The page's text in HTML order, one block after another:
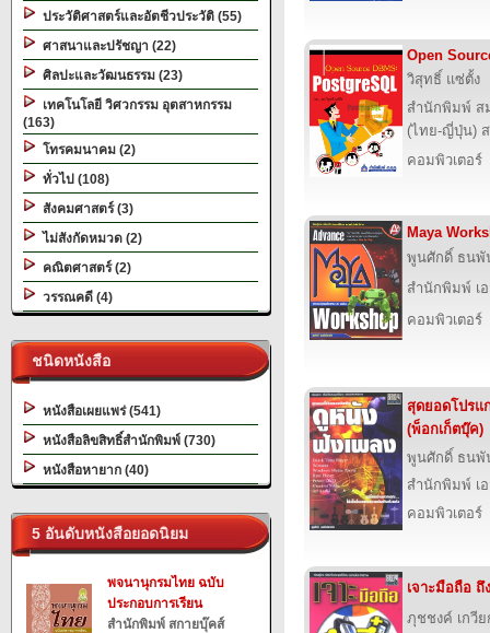
ประวัติศาสตร์และอัตชีวประวัติ (55)
ศาสนาและปรัชญา (22)
ศิลปะและวัฒนธรรม (23)
เทคโนโลยี วิศวกรรม อุตสาหกรรม
(163)
โทรคมนาคม (2)
ทั่วไป (108)
สังคมศาสตร์ (3)
ไม่สังกัดหมวด (2)
คณิตศาสตร์ (2)
วรรณคดี (4)
ชนิดหนังสือ
หนังสือเผยแพร่ (541)
หนังสือลิขสิทธิ์สำนักพิมพ์ (730)
หนังสือหายาก (40)
5 อันดับหนังสือยอดนิยม
พจนานุกรมไทย ฉบับ
ประกอบการเรียน
สำนักพิมพ์ สกายบุ๊คส์
Open
วิสุทธิ์ แซ่ตั้ง
สำนักพิมพ์ ส
(ไทย-ญี่ปุ่น)
คอมพิวเตอร์
Maya
พูนศักดิ์ ธน
สำนักพิมพ์ เ
คอมพิวเตอร์
สุดยอดโปรแ
(พ็อกเก็ตบุ๊ค)
พูนศักดิ์ ธน
สำนักพิมพ์ เ
คอมพิวเตอร์
เจาะมือถือ
ภุชชงค์ เกวี